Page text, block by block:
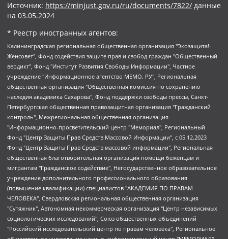
Источник: https://minjust.gov.ru/ru/documents/7822/ данные
на 03.05.2024
* Реестр иностранных агентов:
Калининградская региональная общественная организация "Экозащита!-Женсовет", Фонд содействия защите прав и свобод граждан "Общественный вердикт", Фонд "Институт Развития Свободы Информации", Частное учреждение "Информационное агентство МЕМО. РУ", Региональная общественная организация "Общественная комиссия по сохранению наследия академика Сахарова", Фонд поддержки свободы прессы, Санкт-Петербургская общественная правозащитная организация "Гражданский контроль", Межрегиональная общественная организация "Информационно-просветительский центр "Мемориал", Региональный Фонд "Центр Защиты Прав Средств Массовой Информации", с 05.12.2023 Фонд "Центр Защиты Прав Средств массовой информации", Региональная общественная благотворительная организация помощи беженцам и мигрантам "Гражданское содействие", Негосударственное образовательное учреждение дополнительного профессионального образования (повышение квалификации) специалистов "АКАДЕМИЯ ПО ПРАВАМ ЧЕЛОВЕКА", Свердловская региональная общественная организация "Сутяжник", Автономная некоммерческая организация "Центр независимых социологических исследований", Союз общественных объединений "Российский исследовательский центр по правам человека", Региональное общественное учреждение научно-информационный центр "МЕМОРИАЛ", Некоммерческая организация "Фонд защиты гласности", Автономная некоммерческая организация "Институт прав человека", Городская общественная организация "Екатеринбургское общество "МЕМОРИАЛ", Городская общественная организация "Рязанское историко-просветительское и правозащитное общество "Мемориал" (Рязанский Мемориал), Челябинский региональный орган общественной самодеятельности – женское общественное объединение "Женщины Евразии", Челябинский региональный орган общественной самодеятельности "Уральская правозащитная группа", Фонд содействия защите здоровья и социальной справедливости имени Андрея Рылькова, Автономная Некоммерческая Организация "Аналитический Центр Юрия Левады", Автономная некоммерческая организация социальной поддержки населения "Проект Апрель", Региональная общественная организация помощи женщинам и детям, находящимся в кризисной ситуации "Информационно-методический центр "Анна", Фонд содействия развитию массовых коммуникаций и правовому просвещению "Так-так-Так", Фонд содействия устойчивому развитию "Серебряная тайга", Свердловский региональный общественный фонд социальных проектов "Новое время", "Idel.Реалии", Кавказ.Реалии, Крым.Реалии, Телеканал Настоящее Время, Татаро-башкирская служба Радио Свобода (Azatliq Radiosi), Радио Свободная Европа/Радио Свобода (PCE/PC), "Сибирь.Реалии", "Фактограф", Благотворительный фонд помощи осужденным и их семьям, Автономная некоммерческая организация "Институт глобализации и социальных движений", Фонд "В защиту прав заключенных", Частное учреждение "Центр поддержки и содействия развитию средств массовой информации", Пензенский региональный общественный благотворительный фонд "Гражданский союз", "Север.Реалии", Некоммерческая организация Фонд "Правовая инициатива", Общество с ограниченной ответственностью "Радио Свободная Европа/Радио Свобода", Чешское информационное агентство "MEDIUM-ORIENT", Красноярская региональная общественная организация "Мы против СПИДа", Камалягин Денис Николаевич, Маркелов Сергей Евгеньевич, Пономарев Лев Александрович, Савицкая Людмила Алексеевна, Автономная некоммерческая организация "Центр по работе с проблемой насилия "НАСИЛИЮ.НЕТ", Межрегиональный профессиональный союз работников здравоохранения "Альянс врачей", Юридическое лицо, зарегистрированное в Латвийской Республике, SIA "Medusa Project" (регистрационный номер 40103797863, дата регистрации 10.06.2014), Некоммерческая организация "Фонд по борьбе с коррупцией", Автономная некоммерческая организация "Институт права и публичной политики", Баданин Роман Сергеевич, Гликин Максим Александрович, Железнова Мария Михайловна, Лукьянова Юлия Сергеевна, Маетная Елизавета Витальевна, Маняхин Петр Борисович, Чуракова Ольга Владимировна, Ярош Юлия Петровна, Юридическое лицо "The Insider SIA", зарегистрированное в Риге, Латвийская Республика (дата регистрации 26.06.2015), являющееся администратором доменного имени интернет-издания "The Insider SIA", https://theins.ru, Постернак Алексей Евгеньевич, Рубин Михаил Аркадьевич, Анин Роман Александрович, Юридическое лицо Istories fonds, зарегистрированное в Латвийской Республике (регистрационный номер 50008295751, дата регистрации 24.02.2020), Великовский Дмитрий Александрович, Долинина Ирина Николаевна, Мароховская Алеся Алексеевна, Шлейнов Роман Юрьевич, Шмагун Олеся Валентиновна, Общество с ограниченной ответственностью "Альтаир 2021", Общество с ограниченной ответственностью "Вега 2021", Общество с ограниченной ответственностью "Главный редактор 2021", Общество с ограниченной ответственностью "Ромашки монолит", Важенков Артем Валерьевич, Ивановская областная общественная организация "Центр гендерных исследований", Гурман Юрий Альбертович, Медиапроект "ОВД-Инфо", Егоров Владимир Владимирович, Жилинский Владимир Александрович, Общество с ограниченной ответственностью "ЗП", Иванова София Юрьевна, Карезина Инна Павловна, Кильтау Екатерина Викторовна, Петров Алексей Викторович, Пискунов Сергей Евгеньевич, Смирнов Сергей Сергеевич, Тихонов Михаил Сергеевич, Общество с ограниченной ответственностью "ЖУРНАЛИСТ-ИНОСТРАННЫЙ АГЕНТ", Арапова Галина Юрьевна, Вольтская Татьяна Анатольевна, Американская компания "Mason G.E.S. Anonymous Foundation" (США), являющаяся владельцем интернет-издания https://mnews.world/, Компания "Stichting Bellingcat", зарегистрированная в Нидерландах (дата регистрации 11.07.2018), Захаров Андрей Вячеславович, Клепиковская Екатерина Дмитриевна, Общество с ограниченной ответственностью "МЕМО", Перл Роман Александрович, Симонов Евгений Алексеевич, Соловьева Елена Анатольевна, Сотников Даниил Владимирович, Сурначева Елизавета Дмитриевна, Автономная некоммерческая организация по защите прав человека и информированию населения "Якутия – Наше Мнение", Общество с ограниченной ответственностью "Москоу диджитал медиа", с 26.01.2023 Общество с ограниченной ответственностью "Чайка Белые сады", Ветошкина Валерия Валерьевна, Заговора Максим Александрович, Межрегиональное общественное движение "Российская ЛГБТ - сеть", Оленичев Максим Владимирович, Павлов Иван Юрьевич, Скворцова Елена Сергеевна, Общество с ограниченной ответственностью "Как бы инагент", Кочетков Игорь Викторович, Общество с ограниченной ответственностью "Честные выборы", Еланчик Олег Александрович, Общество с ограниченной ответственностью "Нобелевский призыв", Гималова Регина Эмилевна, Григорьев Андрей Валерьевич, Григорьева Алина Александровна, Ассоциация по содействию защите прав призывников, альтернативнослужащих и военнослужащих "Правозащитная группа "Гражданин.Армия.Право", Хисамова Регина Фаритовна, Автономная некоммерческая организация по реализации социально-правовых программ "Лилит", Дальневосточное общественное движение "Маяк", Санкт-Петербургская ЛГБТ-инициативная группа "Выход", Инициативная группа ЛГБТ+ "Реверс", Алексеев Андрей Викторович, Бекбулатова Таисия Львовна, Беляев Иван Михайлович, Владыкина Елена Сергеевна, Гельман Марат Александрович, Никульшина Вероника Юрьевна, Толоконникова Надежда Андреевна, Шендерович Виктор Анатольевич, Общество с ограниченной ответственностью "Данное сообщение", Общество с ограниченной ответственностью Издательский дом "Новая глава", Айнбиндер Александра Александровна, Московский комьюнити-центр для ЛГБТ+инициатив, Благотворительный фонд развития филантропии, Deutsche Welle (Германия, Kurt-Schumacher-Strasse 3, 53113 Bonn), Борзунова Мария Михайловна, Воробьев Виктор Викторович, Голубева Анна Львовна, Константинова Алла Михайловна, Малкова Ирина Владимировна, Мурадов Мурад Абдулгалимович, Осетинская Елизавета Николаевна, Понасенков Евгений Николаевич, Ганапольский Матвей Юрьевич, Киселев Евгений Алексеевич, Борухович Ирина Григорьевна, Дремин Иван Тимофеевич, Дубровский Дмитрий Викторович, Красноярская региональная общественная организация поддержки и развития альтернативных образовательных технологий и межкультурных коммуникаций "ИНТЕРРА", Маяковская Екатерина Алексеевна, Фейгин Марк Захарович, Филимонов Андрей Викторович, Дзугкоева Регина Николаевна, Доброхотов Роман Александрович, Дудь Юрий Александрович, Елкин Сергей Владимирович, Кругликов Кирилл Игоревич, Сабунаева Мария Леонидовна, Семенов Алексей Владимирович, Шаинян Карен Багратович, Шульман Екатерина Михайловна, Асафьев Артур Валерьевич, Вахштайн Виктор Семенович, Венедиктов Алексей Алексеевич, Лушникова Екатерина Евгеньевна, Волков Леонид Михайлович, Невзоров Александр Глебович, Пархоменко Сергей Борисович, Сироткин Ярослав Николаевич, Кара-Мурза Владимир Владимирович, Баранова Наталья Владимировна, Гозман Леонид Яковлевич, Кагарлицкий Борис Юльевич, Климарев Михаил Валерьевич, Милов Владимир Станиславович, Автономная некоммерческая организация Краснодарский центр современного искусства "Типография", Моргенштерн Алишер Тагирович, Соболь Любовь Эдуардовна, Общество с ограниченной ответственностью "ЛИЗА НОРМ", Каспаров Гарри Кимович, Ходорковский Михаил Борисович, Общество с ограниченной ответственностью "Апрельские тезисы", Данилович Ирина Брониславовна, Кашин Олег Владимирович, Петров Николай Владимирович, Пивоваров Алексей Владимирович, Соколов Михаил Владимирович, Цветкова Юлия Владимировна, Чичваркин Евгений Александрович, Комитет против пыток/Команда против пыток, Общество с ограниченной ответственностью "Первый научный", Общество с ограниченной ответственностью "Вертолет и ко", Белоцерковская Вероника Борисовна, Кац Максим Евгеньевич, Лазарева Татьяна Юрьевна, Шаведдинов Руслан Табризович, Яшин Илья Валерьевич, Общество с ограниченной ответственностью "Иноагент ААВ", Алешковский Дмитрий Петрович, Альбац Евгения Марковна, Быков Дмитрий Львович, Галямина Юлия Евгеньевна, Лойко Сергей Леонидович, Мартынов Кирилл Константинович, Медведев Сергей Александрович, Крашенинников Федор Геннадиевич, Гордеева Катерина Вл